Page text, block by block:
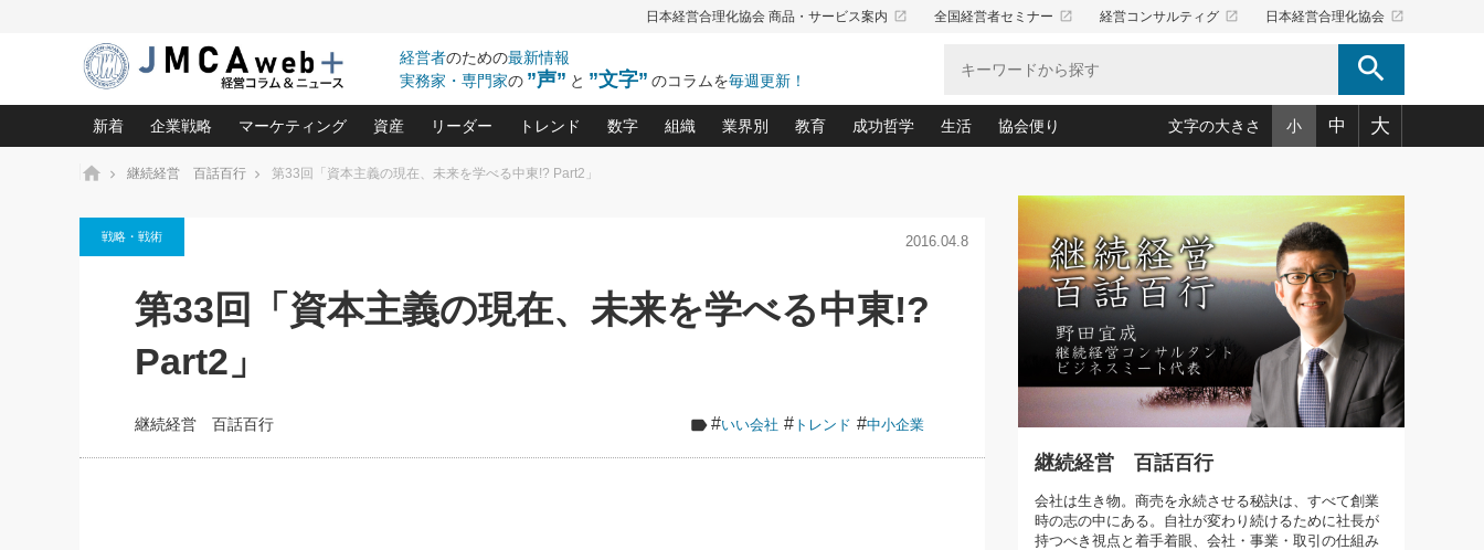
日本経営合理化協会 商品・サービス案内 launch 全国経営者セミナー launch 経営コンサルティグ launch 日本経営合理化協会 launch
経営者のための最新情報
実務家・専門家の ”声” と ”文字” のコラムを毎週更新！ search
新着
利を勧めてきます！やはり固定
がよいのでしょうか！
2026.08.7
朝礼・会議での「社長の３分間
日号）
2026.08.5
第86回 「言葉狩り」
もっとみる
企業戦略
中小企業の「１位づくり」戦略(96)
利益を最大化する「業務改善」横田尚哉氏(5)
強い会社を築く ビジネス・クリニック(240)
日本レーザー「人を大切にしながら利益を上げる経営」の極意
武器としてのM&A入門(3)
社長のための“儲かる通販”戦略視点(151)
継続経営 百話百行(85)
マーケティング
ロングセラーの玉手箱(9)
資産
中国経済の最新動向(204)
事業承継の前に、決めておきたい、知っておきたい、やってお
リーダー
ピョートル・F・グジバチの『経営戦略の新常識』(12)
楠木建の「経営知になる考え方」(57)
次もあなたにお願いしたいと思われる「一流の仕事術」(28)
トレンド
北村森の「今月のヒット商品」(109)
数字
会社を守り抜くための緊急対策(100)
強い決算書の会社はココが違う！(36)
決算書の“見える化”術(12)
組織
職場の生産性を下げるハラスメントの予防策(10)
賃金決定の定石(68)
顧客・社員・社会から支持される「ウェルビーイング経営入
業界別
大久保一彦の“流行る”お店の仕組みづくり(210)
柿内幸夫─社長のための現場改善(174)
教育
あなただからお願いしたいと思われる 気配りの達人(127)
クレーム対応 実践マニュアル(92)
クレーム対応の新知識と新常識(57)
デキル社員に育てる！ 社員教育の決め手(203)
業績アップにつながる！ワンランク上の手紙・メール術(100)
成功哲学
中国哲学に学ぶ 不況は会社守成の好機(38)
令和時代の「社長の人間力の磨き方」(86)
先人の名句名言の教え 東洋思想に学ぶ経営学(132)
渡部昇一の「日本の指導者たち」(32)
生活
おのころ心平の ──社長のための「か・ら・だマネジメント」
(50)
デジタルＡＶを味方に！新・仕事術(180)
リーダー脳の鍛え方(32)
ワインを楽しむ基礎レッスン(12)
社長の「氣」(30)
米国スポーツ・ビジネスに学ぶ心理学(98)
高橋一喜の『これぞ！"本物の温泉"』(157)
協会便り
「愛読者通信」著者インタビュー(44)
ビジネス見聞録 経営ニュース(100)
作間信司の経営無形庵(けいえいむぎょうあん)(166)
経営セミナー情報局(1)
繁栄への着眼点 牟田太陽(76)
講話を聞いて学ぼう 実学・耳学・磨く「ミミガク」のすすめ
文字の大きさ 小 中 大
ホーム 継続経営 百話百行 第33回「資本主義の現在、未来を学べる中東!? Part2」
戦略・戦術 2016.04.8
第33回「資本主義の現在、未来を学べる中東!?
Part2」
継続経営 百話百行 #いい会社 # トレンド #中小企業
継続経営 百話百行
会社は生き物。商売を永続させる秘訣は、すべて創業
時の志の中にある。自社が変わり続けるために社長が
持つべき視点と着手着眼、会社・事業・取引の仕組み